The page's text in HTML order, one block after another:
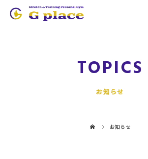
TOPICS
お知らせ
お知らせ